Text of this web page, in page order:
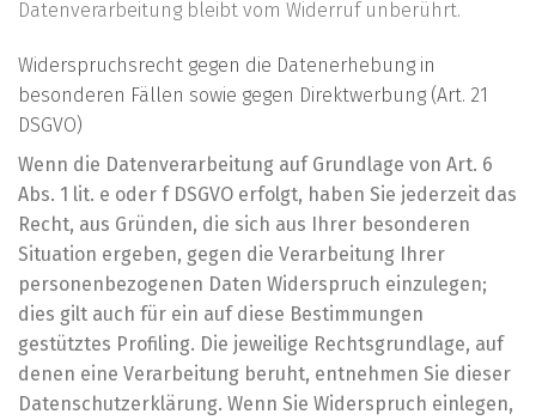
Datenverarbeitung bleibt vom Widerruf unberührt.
Widerspruchsrecht gegen die Datenerhebung in
besonderen Fällen sowie gegen Direktwerbung (Art. 21
DSGVO)
Wenn die Datenverarbeitung auf Grundlage von Art. 6
Abs. 1 lit. e oder f DSGVO erfolgt, haben Sie jederzeit das
Recht, aus Gründen, die sich aus Ihrer besonderen
Situation ergeben, gegen die Verarbeitung Ihrer
personenbezogenen Daten Widerspruch einzulegen;
dies gilt auch für ein auf diese Bestimmungen
gestütztes Profiling. Die jeweilige Rechtsgrundlage, auf
denen eine Verarbeitung beruht, entnehmen Sie dieser
Datenschutzerklärung. Wenn Sie Widerspruch einlegen,